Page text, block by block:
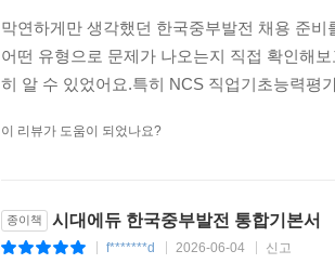
막연하게만 생각했던 한국중부발전 채용 준
어떤 유형으로 문제가 나오는지 직접 확인해
히 알 수 있었어요.특히 NCS 직업기초능력평
이 리뷰가 도움이 되었나요?
종이책 시대에듀 한국중부발전 통합기본서
f*******d 2026-06-04 신고